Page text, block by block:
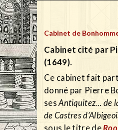
Cabinet de
Cabinet cité par
(1649).
Ce cabinet fait
donné par Pierre
sesAntiquitez… de
de Castres